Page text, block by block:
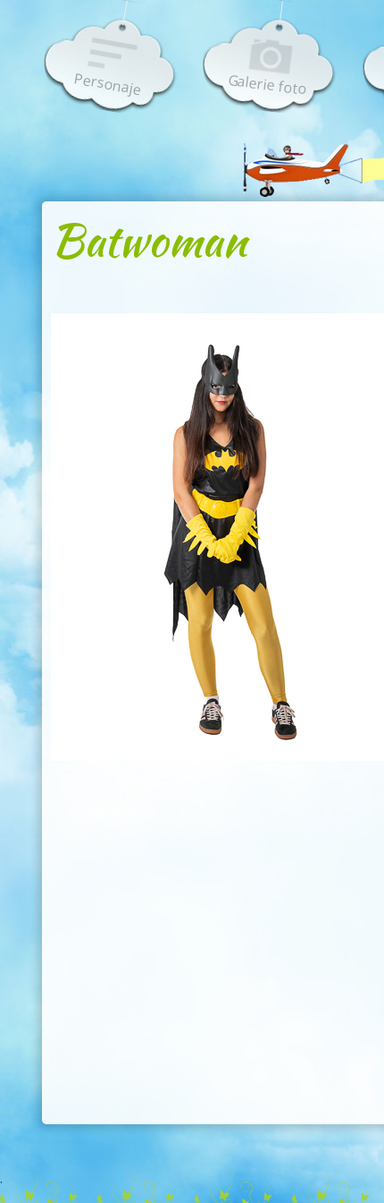
Personaje Galerie foto
Batwoman